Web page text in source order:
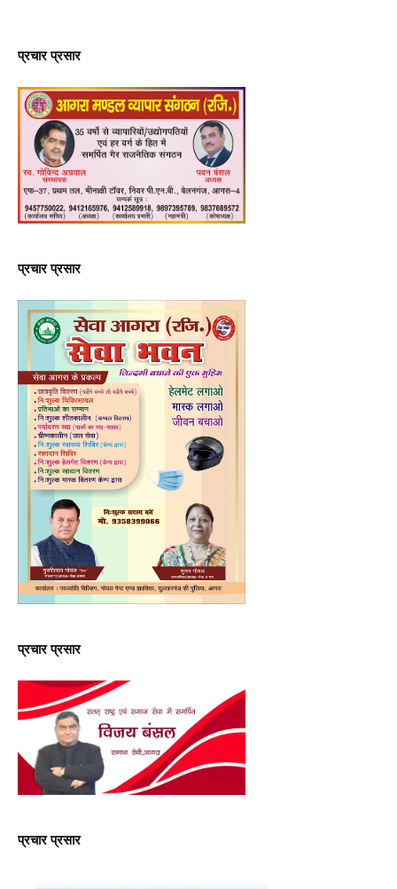
प्रचार प्रसार
प्रचार प्रसार
प्रचार प्रसार
प्रचार प्रसार